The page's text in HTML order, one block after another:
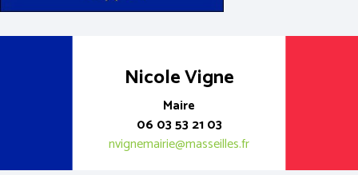
Nicole Vigne
Maire
06 03 53 21 03
nvignemairie@masseilles.fr